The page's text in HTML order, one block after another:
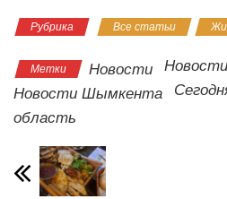
h
at
s
A
p
p
a
c
e
b
o
k
wi
tt
er
K d
n
o
kl
Рубрика Все статьи
Метки Новости
Новости Шымкента
область